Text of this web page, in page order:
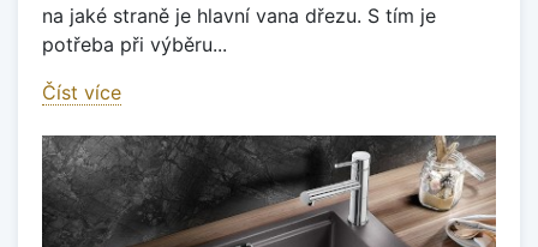
na jaké straně je hlavní vana dřezu. S tím je
potřeba při výběru...
Číst více